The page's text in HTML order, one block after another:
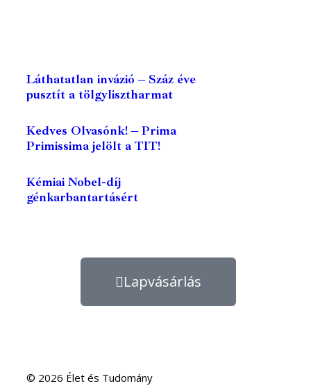
Láthatatlan invázió – Száz éve
pusztít a tölgylisztharmat
Kedves Olvasónk! – Prima
Primissima jelölt a TIT!
Kémiai Nobel-díj
génkarbantartásért
Lapvásárlás
© 2026 Élet és Tudomány